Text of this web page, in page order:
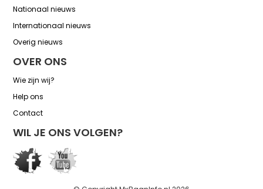
Nationaal nieuws
Internationaal nieuws
Overig nieuws
OVER ONS
Wie zijn wij?
Help ons
Contact
WIL JE ONS VOLGEN?